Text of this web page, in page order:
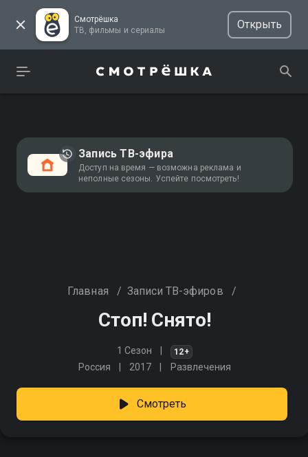
Смотрёшка
ТВ, фильмы и сериалы
Открыть
Запись ТВ-эфира
Доступ на время — возможна реклама и
неполные сезоны. Успейте посмотреть!
Главная / Записи ТВ-эфиров /
Стоп! Снято!
1 Сезон 12+
Россия 2017 Развлечения
Смотреть